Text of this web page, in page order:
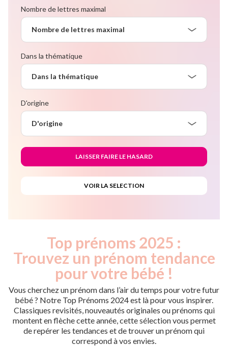
Nombre de lettres maximal
Nombre de lettres maximal
Dans la thématique
Dans la thématique
D'origine
D'origine
Top prénoms 2025 :
Trouvez un prénom tendance
pour votre bébé !
Vous cherchez un prénom dans l’air du temps pour votre futur
bébé ? Notre Top Prénoms 2024 est là pour vous inspirer.
Classiques revisités, nouveautés originales ou prénoms qui
montent en flèche cette année, cette sélection vous permet
de repérer les tendances et de trouver un prénom qui
correspond à vos envies.